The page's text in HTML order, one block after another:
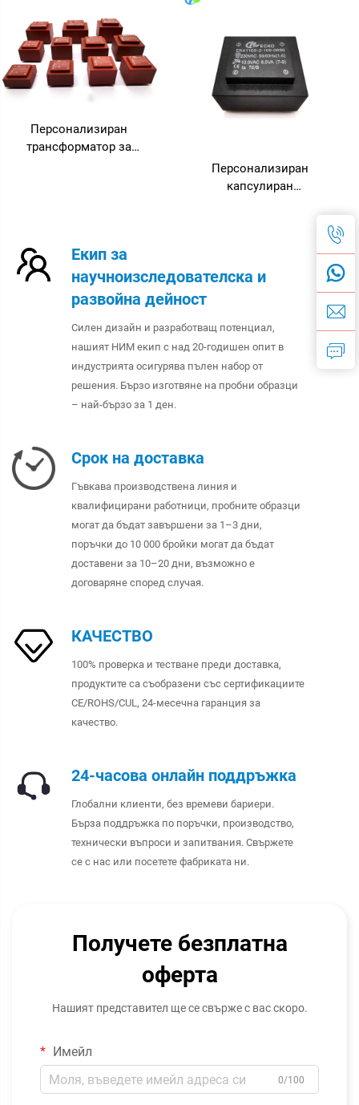
устройство, малко
напрежение,
трансформатор за платка,
токово трансформаторно
устройство
Персонализиран
трансформатор за
Персонализиран
капсулиран
усилвател
Екип за
научноизследователска и
развойна дейност
Силен дизайн и разработващ потенциал,
нашият НИМ екип с над 20-годишен опит в
индустрията осигурява пълен набор от
решения. Бързо изготвяне на пробни образци
– най-бързо за 1 ден.
Срок на доставка
Гъвкава производствена линия и
квалифицирани работници, пробните образци
могат да бъдат завършени за 1–3 дни,
поръчки до 10 000 бройки могат да бъдат
доставени за 10–20 дни, възможно е
договаряне според случая.
КАЧЕСТВО
100% проверка и тестване преди доставка,
продуктите са съобразени със сертификациите
CE/ROHS/CUL, 24-месечна гаранция за
качество.
24-часова онлайн поддръжка
Глобални клиенти, без времеви бариери.
Бърза поддръжка по поръчки, производство,
технически въпроси и запитвания. Свържете
се с нас или посетете фабриката ни.
Получете безплатна
оферта
Нашият представител ще се свърже с вас скоро.
Имейл
0/100